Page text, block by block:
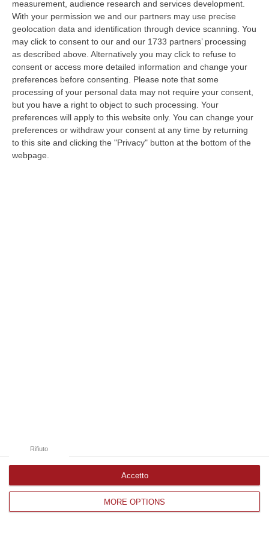
measurement, audience research and services development.
With your permission we and our partners may use precise
geolocation data and identification through device scanning. You
may click to consent to our and our 1733 partners’ processing
as described above. Alternatively you may click to refuse to
consent or access more detailed information and change your
preferences before consenting.
Please note that some
processing of your personal data may not require your consent,
but you have a right to object to such processing. Your
preferences will apply to this website only. You can change your
preferences or withdraw your consent at any time by returning
to this site and clicking the "Privacy" button at the bottom of the
webpage.
MORE OPTIONS
Rifiuto
Accetto
Regione Calabria, Buono Pasto A 8 Euro E Welfare Per I Pendolari:
Il CSA-Cisal Promuove Il Nuovo Contratto Integrativo
“Il CSA-Cisal esprime apprezzamento per la sottoscrizione del Contratto
collettivo integrativo 2026 del personale del comparto della Regione…
08 Agosto, 8:38
Esodo Estivo, Sabato Da Bollino Nero: Traffico Intenso Verso La
Calabria
“È la giornata più difficile del secondo grande weekend dell’esodo estivo.
Sabato 8 agosto è da bollino nero sulle strade italiane, con il p…
08 Agosto, 7:45
Corriere delle Calabria è una testata giornalistica di News&Com S.r.l